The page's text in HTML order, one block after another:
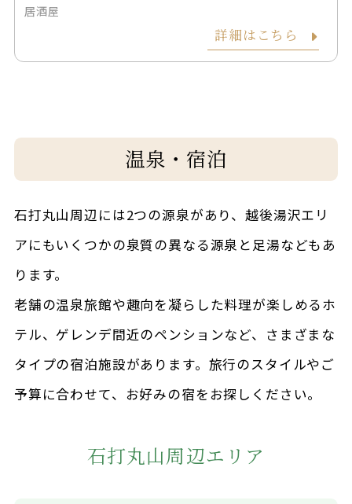
居酒屋
詳細はこちら
温泉・宿泊
石打丸山周辺には2つの源泉があり、越後湯沢エリ
アにもいくつかの泉質の異なる源泉と足湯などもあ
ります。
老舗の温泉旅館や趣向を凝らした料理が楽しめるホ
テル、ゲレンデ間近のペンションなど、さまざまな
タイプの宿泊施設があります。旅行のスタイルやご
予算に合わせて、お好みの宿をお探しください。
石打丸山周辺エリア